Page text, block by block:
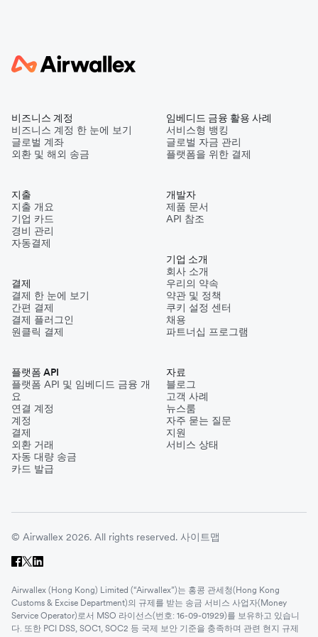
비즈니스 계정
비즈니스 계정 한 눈에 보기
글로벌 계좌
외환 및 해외 송금
지출
지출 개요
기업 카드
경비 관리
자동결제
결제
결제 한 눈에 보기
간편 결제
결제 플러그인
원클릭 결제
플랫폼 API
플랫폼 API 및 임베디드 금융 개
요
연결 계정
계정
결제
외환 거래
자동 대량 송금
카드 발급
임베디드 금융 활용 사례
서비스형 뱅킹
글로벌 자금 관리
플랫폼을 위한 결제
개발자
제품 문서
API 참조
기업 소개
회사 소개
우리의 약속
약관 및 정책
쿠키 설정 센터
채용
파트너십 프로그램
자료
블로그
고객 사례
뉴스룸
자주 묻는 질문
지원
서비스 상태
© Airwallex 2026. All rights reserved. 사이트맵
Airwallex (Hong Kong) Limited (“Airwallex”)는 홍콩 관세청(Hong Kong
Customs & Excise Department)의 규제를 받는 송금 서비스 사업자(Money
Service Operator)로서 MSO 라이선스(번호: 16-09-01929)를 보유하고 있습니
다. 또한 PCI DSS, SOC1, SOC2 등 국제 보안 기준을 충족하며 관련 현지 규제